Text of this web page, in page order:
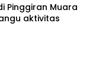
Pinggiran Muara
aktivitas